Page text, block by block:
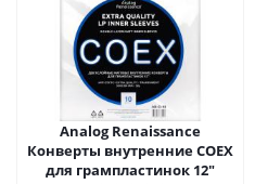
Analog Renaissance
Конверты внутренние COEX
для грампластинок 12"